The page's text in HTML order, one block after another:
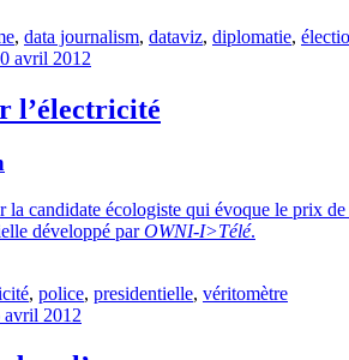
, data journalism, dataviz, diplomatie,
avril 2012
l’électricité
la candidate écologiste qui évoque le prix
développé parOWNI-I>Télé.
, police, presidentielle, véritomètre
avril 2012